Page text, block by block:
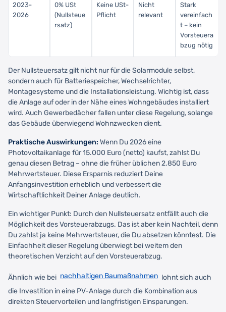
2023-
2026
0% USt
(Nullsteue
rsatz)
Keine USt-
Pflicht
Nicht
relevant
Stark
vereinfach
t – kein
Vorsteuera
bzug nötig
Der Nullsteuersatz gilt nicht nur für die Solarmodule selbst,
sondern auch für Batteriespeicher, Wechselrichter,
Montagesysteme und die Installationsleistung. Wichtig ist, dass
die Anlage auf oder in der Nähe eines Wohngebäudes installiert
wird. Auch Gewerbedächer fallen unter diese Regelung, solange
das Gebäude überwiegend Wohnzwecken dient.
Praktische Auswirkungen: Wenn Du 2026 eine
Photovoltaikanlage für 15.000 Euro (netto) kaufst, zahlst Du
genau diesen Betrag – ohne die früher üblichen 2.850 Euro
Mehrwertsteuer. Diese Ersparnis reduziert Deine
Anfangsinvestition erheblich und verbessert die
Wirtschaftlichkeit Deiner Anlage deutlich.
Ein wichtiger Punkt: Durch den Nullsteuersatz entfällt auch die
Möglichkeit des Vorsteuerabzugs. Das ist aber kein Nachteil, denn
Du zahlst ja keine Mehrwertsteuer, die Du absetzen könntest. Die
Einfachheit dieser Regelung überwiegt bei weitem den
theoretischen Verzicht auf den Vorsteuerabzug.
Ähnlich wie bei nachhaltigen Baumaßnahmen lohnt sich auch
die Investition in eine PV-Anlage durch die Kombination aus
direkten Steuervorteilen und langfristigen Einsparungen.